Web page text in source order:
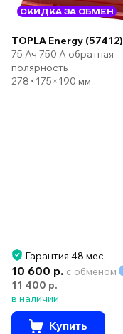
СКИДКА ЗА ОБМЕН
TOPLA Energy (57412)
75 Ач 750 А обратная
полярность
278×175×190 мм
Гарантия 48 мес.
10 600 р. с обменом
11 400 р.
в наличии
Купить